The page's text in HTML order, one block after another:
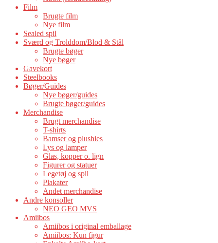
Film
Brugte film
Nye film
Sealed spil
Sværd og Trolddom/Blod & Stål
Brugte bøger
Nye bøger
Gavekort
Steelbooks
Bøger/Guides
Nye bøger/guides
Brugte bøger/guides
Merchandise
Brugt merchandise
T-shirts
Bamser og plushies
Lys og lamper
Glas, kopper o. lign
Figurer og statuer
Legetøj og spil
Plakater
Andet merchandise
Andre konsoller
NEO GEO MVS
Amiibos
Amiibos i original emballage
Amiibos: Kun figur